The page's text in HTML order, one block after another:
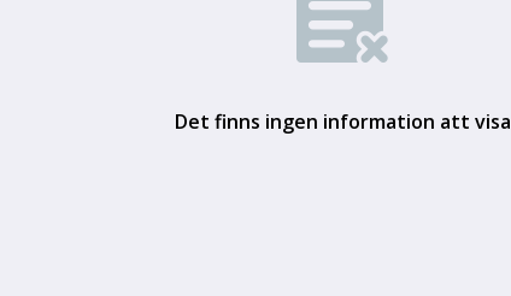
Det finns ingen information att visa